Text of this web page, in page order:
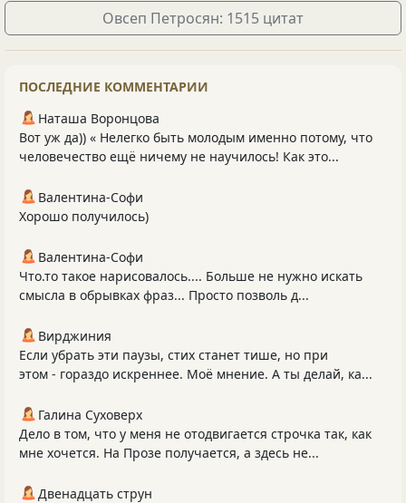
Овсеп Петросян: 1515 цитат
ПОСЛЕДНИЕ КОММЕНТАРИИ
Наташа Воронцова
Вот уж да)) « Нелегко быть молодым именно потому, что
человечество ещё ничему не научилось! Как это...
Валентина-Софи
Хорошо получилось)
Валентина-Софи
Что.то такое нарисовалось.... Больше не нужно искать
смысла в обрывках фраз... Просто позволь д...
Вирджиния
Если убрать эти паузы, стих станет тише, но при
этом - гораздо искреннее. Моё мнение. А ты делай, ка...
Галина Суховерх
Дело в том, что у меня не отодвигается строчка так, как
мне хочется. На Прозе получается, а здесь не...
Двенадцать струн